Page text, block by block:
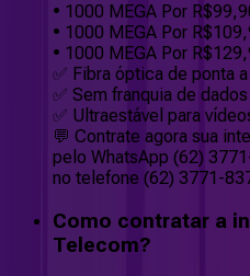
• 1000 MEGA Por
• 1000 MEGA Por
• 1000 MEGA Por
✅ Fibra óptica de ponta
✅ Sem franquia de dados
✅ Ultraestável para
💬 Contrate agora sua
pelo WhatsApp (62)
no telefone (62) 3771-
Como contratar a
Telecom?